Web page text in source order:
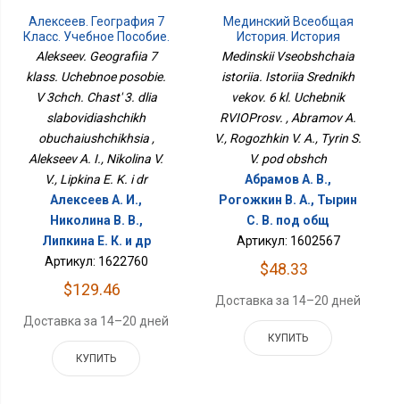
Алексеев. География 7
Класс. Учебное Пособие.
В 3чч. Часть 3. Для
Слабовидящих
Обучающихся
Alekseev. Geografiia 7
klass. Uchebnoe posobie.
V 3chch. Chast' 3. dlia
slabovidiashchikh
obuchaiushchikhsia ,
Alekseev A. I., Nikolina V.
V., Lipkina E. K. i dr
Алексеев А. И.,
Николина В. В.,
Липкина Е. К. и др
Артикул: 1622760
$129.46
Доставка за 14–20 дней
КУПИТЬ
Мединский Всеобщая
История. История
Средних Веков. 6 Кл.
Medinskii Vseobshchaia
istoriia. Istoriia Srednikh
vekov. 6 kl. Uchebnik
RVIOProsv. , Abramov A.
V., Rogozhkin V. A., Tyrin S.
V. pod obshch
Абрамов А. В.,
Рогожкин В. А., Тырин
С. В. под общ
Артикул: 1602567
$48.33
Доставка за 14–20 дней
КУПИТЬ